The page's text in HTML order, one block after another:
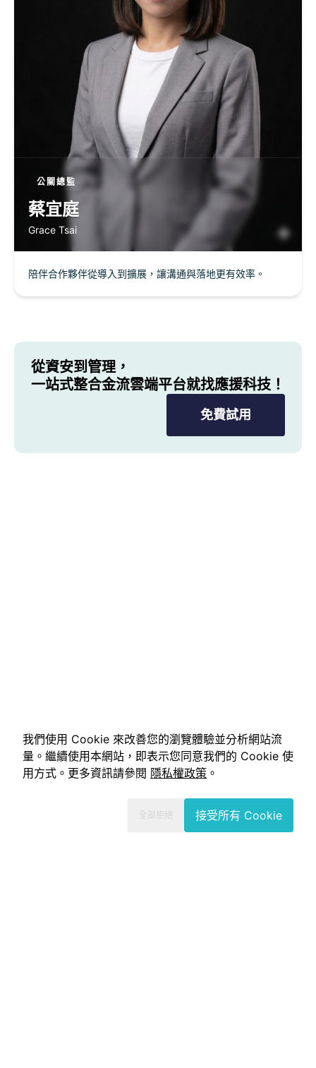
公關總監
蔡宜庭
Grace Tsai
陪伴合作夥伴從導入到擴展，讓溝通與落地更有效率。
從資安到管理，
一站式整合金流雲端平台就找應援科技！
免費試用
我們使用 Cookie 來改善您的瀏覽體驗並分析網站流
量。繼續使用本網站，即表示您同意我們的 Cookie 使
用方式。更多資訊請參閱 隱私權政策 。
全部拒絕 接受所有 Cookie